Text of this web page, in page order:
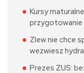
Kursy
przygotowanie
Zlew nie chce
wezwiesz
Prezes ZUS: